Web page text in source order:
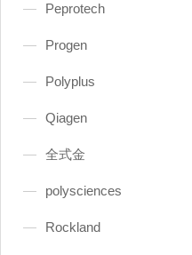
Peprotech
Progen
Polyplus
Qiagen
全式金
polysciences
Rockland